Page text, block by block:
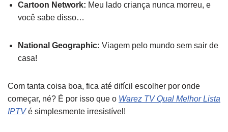
Cartoon Network: Meu lado criança nunca morreu, e
você sabe disso…
National Geographic: Viagem pelo mundo sem sair de
casa!
Com tanta coisa boa, fica até difícil escolher por onde
começar, né? É por isso que o Warez TV Qual Melhor Lista
IPTVé simplesmente irresistível!